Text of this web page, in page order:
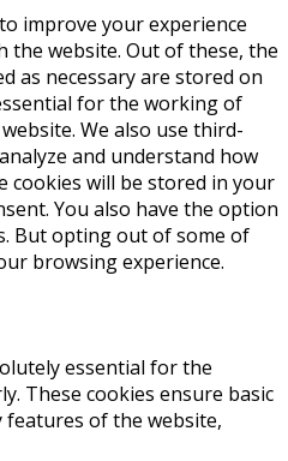
improve your experience
website. Out of these, the
as necessary are stored on
for the working of
We also use third-
and understand how
cookies will be stored in your
You also have the option
But opting out of some of
browsing experience.
essential for the
These cookies ensure basic
of the website,